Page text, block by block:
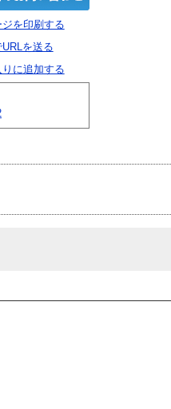
を印刷する
を送る
に追加する